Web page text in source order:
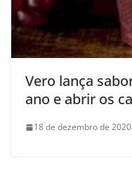
Vero lança
ano e abrir os
18 de dezembro de 2020